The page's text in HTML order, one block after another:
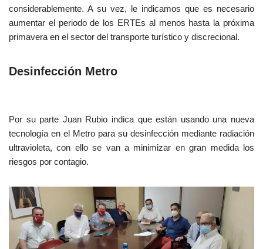
considerablemente. A su vez, le indicamos que es necesario
aumentar el periodo de los ERTEs al menos hasta la próxima
primavera en el sector del transporte turístico y discrecional.
Desinfección Metro
Por su parte Juan Rubio indica que están usando una nueva
tecnología en el Metro para su desinfección mediante radiación
ultravioleta, con ello se van a minimizar en gran medida los
riesgos por contagio.